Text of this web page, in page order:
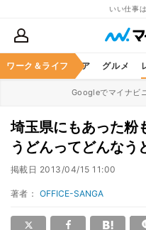
いい仕事
ワーク＆ライフ
暮らし ヘルスケア グルメ
Googleでマイナビ
埼玉県にもあった粉
うどんってどんなう
掲載日 2013/04/15 11:00
著者： OFFICE-SANGA